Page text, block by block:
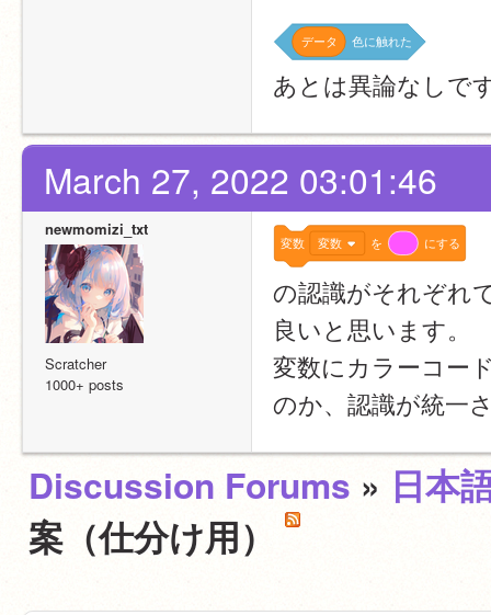
データ 色に触れた
あとは異論なしで
March 27, 2022 03:01:46
newmomizi_txt
Scratcher
1000+ posts
変数 変数 を にする
の認識がそれぞれ
良いと思います。
変数にカラーコー
のか、認識が統一
Discussion Forums » 日本
案（仕分け用）